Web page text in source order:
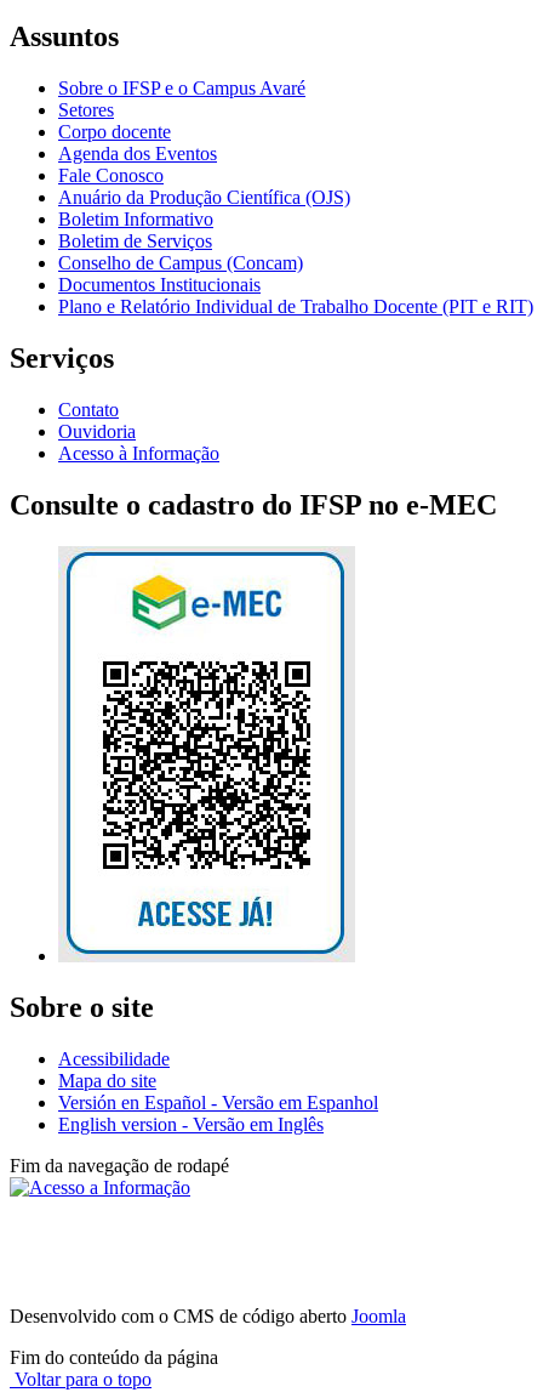
Assuntos
Sobre o IFSP e o Campus Avaré
Setores
Corpo docente
Agenda dos Eventos
Fale Conosco
Anuário da Produção Científica (OJS)
Boletim Informativo
Boletim de Serviços
Conselho de Campus (Concam)
Documentos Institucionais
Plano e Relatório Individual de Trabalho Docente (PIT e RIT)
Serviços
Contato
Ouvidoria
Acesso à Informação
Consulte o cadastro do IFSP no e-MEC
Sobre o site
Acessibilidade
Mapa do site
Versión en Español - Versão em Espanhol
English version - Versão em Inglês
Fim da navegação de rodapé
Desenvolvido com o CMS de código aberto Joomla
Fim do conteúdo da página
Voltar para o topo